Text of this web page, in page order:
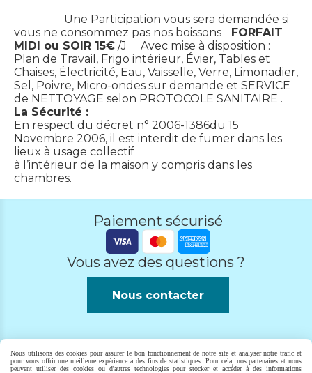
Une Participation vous sera demandée si
vous ne consommez pas nos boissons
FORFAIT
MIDI ou SOIR 15€ /J
Avec mise à disposition :
Plan de Travail, Frigo intérieur, Évier, Tables et
Chaises, Électricité, Eau, Vaisselle, Verre, Limonadier,
Sel, Poivre, Micro-ondes sur demande et SERVICE
de NETTOYAGE selon PROTOCOLE SANITAIRE .
La Sécurité :
En respect du décret n° 2006-1386du 15
Novembre 2006, il est interdit de fumer dans les
lieux à usage collectif
à l’intérieur de la maison y compris dans les
chambres.
Paiement sécurisé
Vous avez des questions ?
Nous contacter
Facebook est désactivé. Autoriser
Nous utilisons des cookies pour assurer le bon fonctionnement de notre site et analyser notre trafic et
pour vous offrir une meilleure expérience à des fins de statistiques. Pour cela, nos partenaires et nous
peuvent utiliser des cookies ou d'autres technologies pour stocker et accéder à des informations